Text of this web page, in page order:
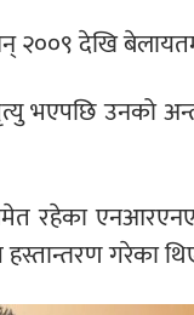
२००९ देखि
भएपछि उनको
रहेका
गरेका